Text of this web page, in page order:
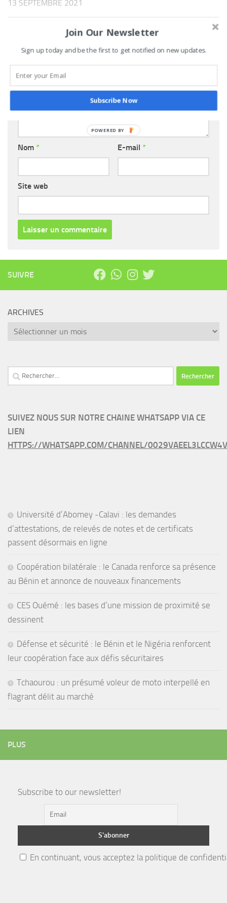
13 SEPTEMBRE 2021
LAISSER UN COMMENTAIRE
Commentaire
Nom * E-mail *
Site web
SUIVRE
ARCHIVES
Archives
Rechercher :
SUIVEZ NOUS SUR NOTRE CHAINE WHATSAPP VIA CE
LIEN
HTTPS://WHATSAPP.COM/CHANNEL/
Université d’Abomey -Calavi : les demandes
d’attestations, de relevés de notes et de certificats
passent désormais en ligne
Coopération bilatérale : le Canada renforce sa présence
au Bénin et annonce de nouveaux financements
CES Ouémé : les bases d’une mission de proximité se
dessinent
Défense et sécurité : le Bénin et le Nigéria renforcent
leur coopération face aux défis sécuritaires
Tchaourou : un présumé voleur de moto interpellé en
flagrant délit au marché
PLUS
Subscribe to our newsletter!
En continuant, vous acceptez la politique de
Join Our Newsletter
Sign up today and be the first to get notified on new updates.
Subscribe Now